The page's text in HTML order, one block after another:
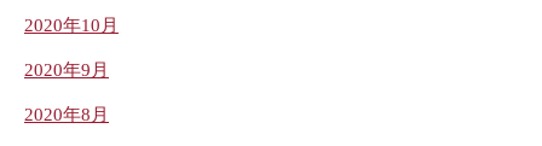
2020年10月
2020年9月
2020年8月